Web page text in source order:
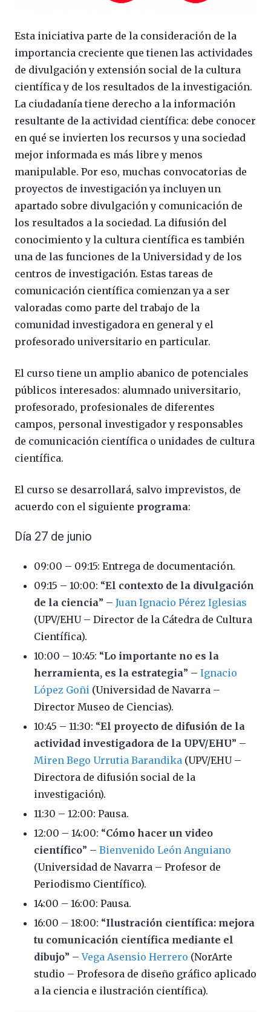
Esta iniciativa parte de la consideración de la
importancia creciente que tienen las actividades
de divulgación y extensión social de la cultura
científica y de los resultados de la investigación.
La ciudadanía tiene derecho a la información
resultante de la actividad científica: debe conocer
en qué se invierten los recursos y una sociedad
mejor informada es más libre y menos
manipulable. Por eso, muchas convocatorias de
proyectos de investigación ya incluyen un
apartado sobre divulgación y comunicación de
los resultados a la sociedad. La difusión del
conocimiento y la cultura científica es también
una de las funciones de la Universidad y de los
centros de investigación. Estas tareas de
comunicación científica comienzan ya a ser
valoradas como parte del trabajo de la
comunidad investigadora en general y el
profesorado universitario en particular.
El curso tiene un amplio abanico de potenciales
públicos interesados: alumnado universitario,
profesorado, profesionales de diferentes
campos, personal investigador y responsables
de comunicación científica o unidades de cultura
científica.
El curso se desarrollará, salvo imprevistos, de
acuerdo con el siguiente programa:
Día 27 de junio
09:00 – 09:15: Entrega de documentación.
09:15 – 10:00: “El contexto de la divulgación
de la ciencia” – Juan Ignacio Pérez Iglesias
(UPV/EHU – Director de la Cátedra de Cultura
Científica).
10:00 – 10:45: “Lo importante no es la
herramienta, es la estrategia” – Ignacio
López Goñi (Universidad de Navarra –
Director Museo de Ciencias).
10:45 – 11:30: “El proyecto de difusión de la
actividad investigadora de la UPV/EHU” –
Miren Bego Urrutia Barandika (UPV/EHU –
Directora de difusión social de la
investigación).
11:30 – 12:00: Pausa.
12:00 – 14:00: “Cómo hacer un video
científico” – Bienvenido León Anguiano
(Universidad de Navarra – Profesor de
Periodismo Científico).
14:00 – 16:00: Pausa.
16:00 – 18:00: “Ilustración científica: mejora
tu comunicación científica mediante el
dibujo” –Vega Asensio Herrero (NorArte
studio – Profesora de diseño gráfico aplicado
a la ciencia e ilustración científica).